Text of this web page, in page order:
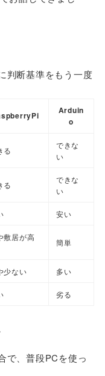
判断基準をもう一度
Arduin
o
る
できな
い
る
できな
い
安い
敷居が高
簡単
少ない 多い
劣る
で、普段PCを使っ